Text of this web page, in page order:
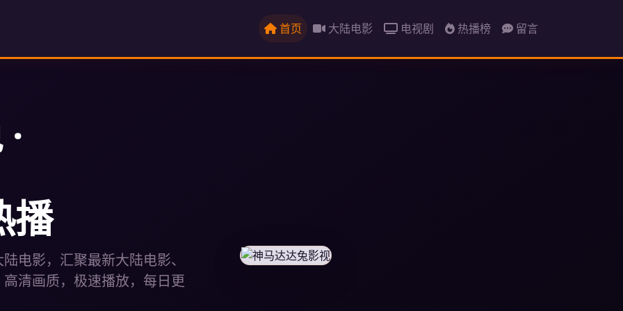
首页 大陆电影 电视剧 热播榜 留言
播
电影，汇聚最新大陆电影、
清画质，极速播放，每日更